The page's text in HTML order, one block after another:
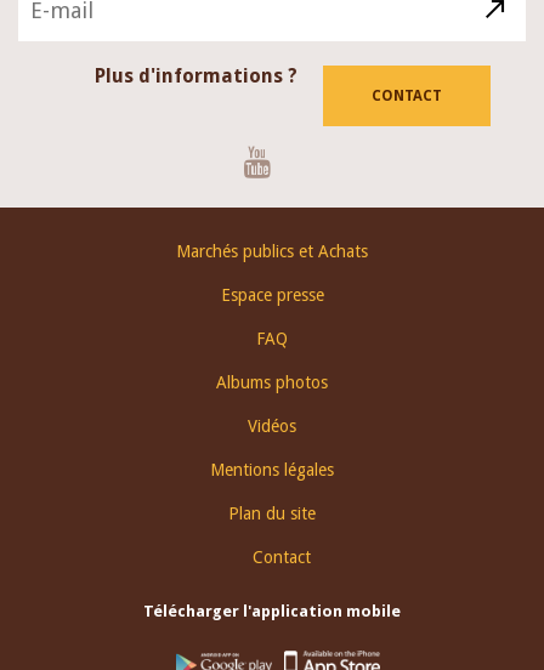
Plus d'informations ?
CONTACT
Marchés publics et Achats
Espace presse
FAQ
Albums photos
Vidéos
Mentions légales
Plan du site
Contact
Télécharger l'application mobile